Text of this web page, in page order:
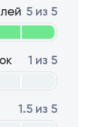
1 из 5
1.5 из 5
5 из 5